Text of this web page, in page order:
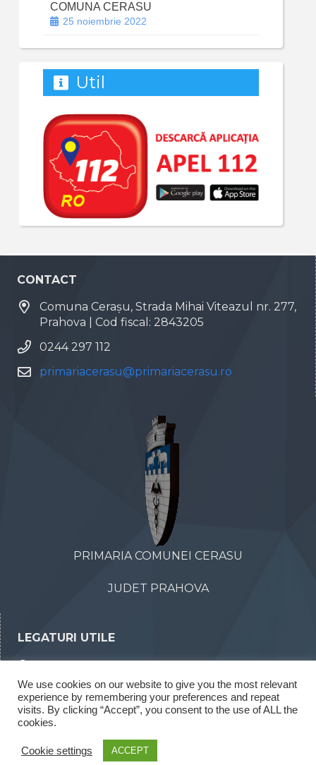
COMUNA CERASU
25 noiembrie 2022
Util
CONTACT
Comuna Cerașu, Strada Mihai Viteazul nr. 277,
Prahova | Cod fiscal: 2843205
0244 297 112
primariacerasu@primariacerasu.ro
PRIMARIA COMUNEI CERASU
JUDET PRAHOVA
LEGATURI UTILE
Declaratii de interese
Rapoarte legea 52/2003
We use cookies on our website to give you the most relevant
experience by remembering your preferences and repeat
visits. By clicking “Accept”, you consent to the use of ALL the
cookies.
Cookie settings ACCEPT